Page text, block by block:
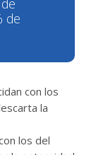
de
con los
la
los del